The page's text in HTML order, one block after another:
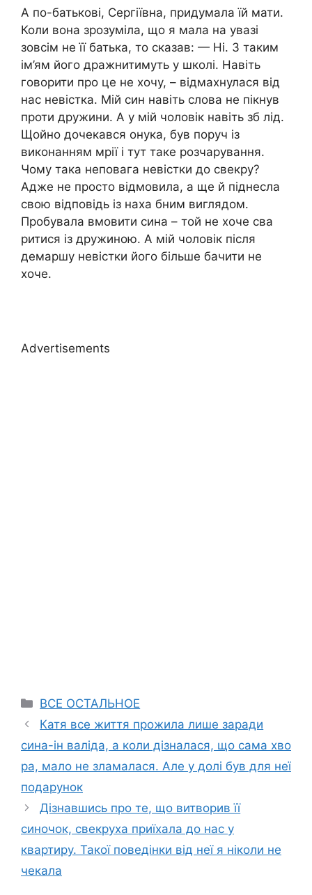
А по-батькові, Сергіївна, придумала їй мати.
Коли вона зрозуміла, що я мала на увазі
зовсім не її батька, то сказав: — Ні. З таким
ім’ям його дражнитимуть у школі. Навіть
говорити про це не хочу, – відмахнулася від
нас невістка. Мій син навіть слова не пікнув
проти дружини. А у мій чоловік навіть зб лід.
Щойно дочекався онука, був поруч із
виконанням мрії і тут таке розчарування.
Чому така неповага невістки до свекру?
Адже не просто відмовила, а ще й піднесла
свою відповідь із наха бним виглядом.
Пробувала вмовити сина – той не хоче сва
ритися із дружиною. А мій чоловік після
демаршу невістки його більше бачити не
хоче.
Advertisements
Categories
ВСЕ ОСТАЛЬНОЕ
Катя все життя прожила лише заради
сина-ін валіда, а коли дізналася, що сама хво
ра, мало не зламалася. Але у долі був для неї
подарунок
Дізнавшись про те, що витворив її
синочок, свекруха приїхала до нас у
квартиру. Такої поведінки від неї я ніколи не
чекала